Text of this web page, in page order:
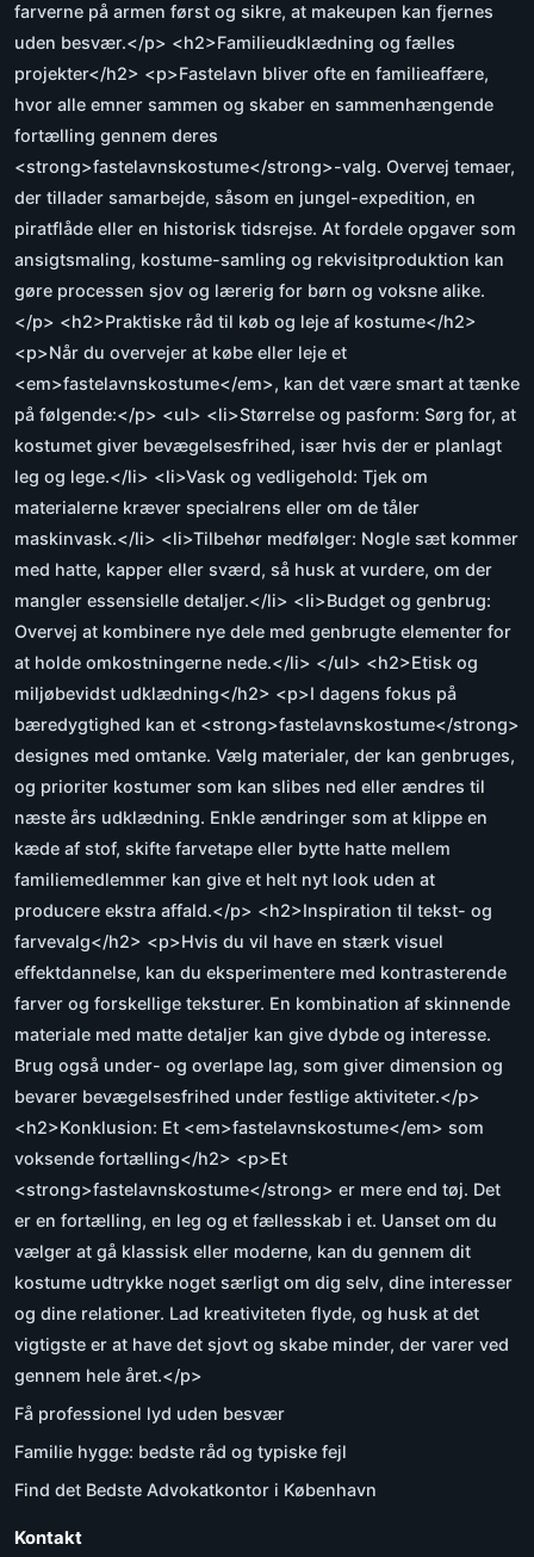
farverne på armen først og sikre, at makeupen kan fjernes
uden besvær.</p> <h2>Familieudklædning og fælles
projekter</h2> <p>Fastelavn bliver ofte en familieaffære,
hvor alle emner sammen og skaber en sammenhængende
fortælling gennem deres
<strong>fastelavnskostume</strong>-valg. Overvej temaer,
der tillader samarbejde, såsom en jungel-expedition, en
piratflåde eller en historisk tidsrejse. At fordele opgaver som
ansigtsmaling, kostume-samling og rekvisitproduktion kan
gøre processen sjov og lærerig for børn og voksne alike.
</p> <h2>Praktiske råd til køb og leje af kostume</h2>
<p>Når du overvejer at købe eller leje et
<em>fastelavnskostume</em>, kan det være smart at tænke
på følgende:</p> <ul> <li>Størrelse og pasform: Sørg for, at
kostumet giver bevægelsesfrihed, især hvis der er planlagt
leg og lege.</li> <li>Vask og vedligehold: Tjek om
materialerne kræver specialrens eller om de tåler
maskinvask.</li> <li>Tilbehør medfølger: Nogle sæt kommer
med hatte, kapper eller sværd, så husk at vurdere, om der
mangler essensielle detaljer.</li> <li>Budget og genbrug:
Overvej at kombinere nye dele med genbrugte elementer for
at holde omkostningerne nede.</li> </ul> <h2>Etisk og
miljøbevidst udklædning</h2> <p>I dagens fokus på
bæredygtighed kan et <strong>fastelavnskostume</strong>
designes med omtanke. Vælg materialer, der kan genbruges,
og prioriter kostumer som kan slibes ned eller ændres til
næste års udklædning. Enkle ændringer som at klippe en
kæde af stof, skifte farvetape eller bytte hatte mellem
familiemedlemmer kan give et helt nyt look uden at
producere ekstra affald.</p> <h2>Inspiration til tekst- og
farvevalg</h2> <p>Hvis du vil have en stærk visuel
effektdannelse, kan du eksperimentere med kontrasterende
farver og forskellige teksturer. En kombination af skinnende
materiale med matte detaljer kan give dybde og interesse.
Brug også under- og overlape lag, som giver dimension og
bevarer bevægelsesfrihed under festlige aktiviteter.</p>
<h2>Konklusion: Et <em>fastelavnskostume</em> som
voksende fortælling</h2> <p>Et
<strong>fastelavnskostume</strong> er mere end tøj. Det
er en fortælling, en leg og et fællesskab i et. Uanset om du
vælger at gå klassisk eller moderne, kan du gennem dit
kostume udtrykke noget særligt om dig selv, dine interesser
og dine relationer. Lad kreativiteten flyde, og husk at det
vigtigste er at have det sjovt og skabe minder, der varer ved
gennem hele året.</p>
Få professionel lyd uden besvær
Familie hygge: bedste råd og typiske fejl
Find det Bedste Advokatkontor i København
Kontakt